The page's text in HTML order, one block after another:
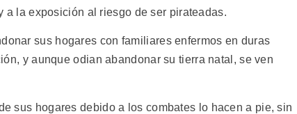
la exposición al riesgo de ser pirateadas.
sus hogares con familiares enfermos en duras
y aunque odian abandonar su tierra natal, se ven
sus hogares debido a los combates lo hacen a pie, sin